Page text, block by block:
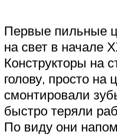
Первые пильные
на свет в начале
Конструкторы на
голову, просто на
смонтировали
быстро теряли
По виду они